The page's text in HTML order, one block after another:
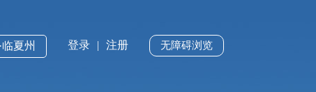
无障碍浏览
登录 | 注册
夏州